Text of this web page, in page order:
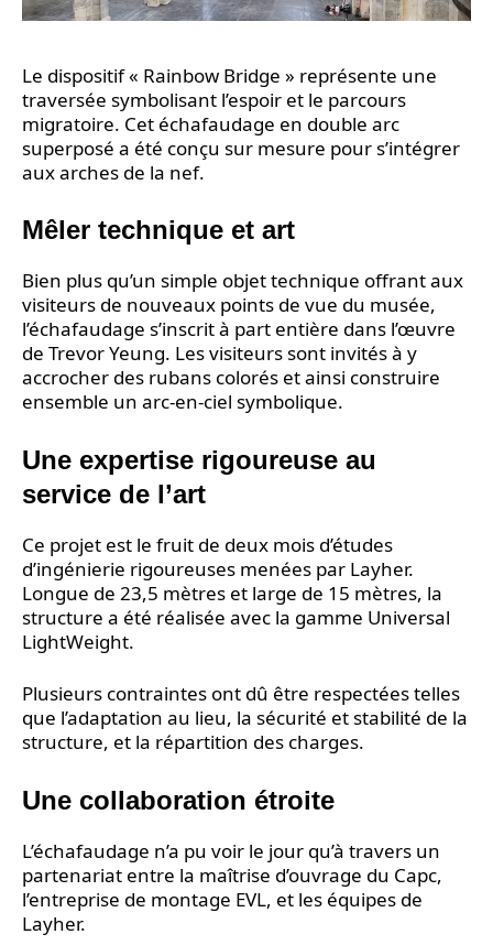
Le dispositif « Rainbow Bridge » représente une
traversée symbolisant l’espoir et le parcours
migratoire. Cet échafaudage en double arc
superposé a été conçu sur mesure pour s’intégrer
aux arches de la nef.
Mêler technique et art
Bien plus qu’un simple objet technique offrant aux
visiteurs de nouveaux points de vue du musée,
l’échafaudage s’inscrit à part entière dans l’œuvre
de Trevor Yeung. Les visiteurs sont invités à y
accrocher des rubans colorés et ainsi construire
ensemble un arc-en-ciel symbolique.
Une expertise rigoureuse au
service de l’art
Ce projet est le fruit de deux mois d’études
d’ingénierie rigoureuses menées par Layher.
Longue de 23,5 mètres et large de 15 mètres, la
structure a été réalisée avec la gamme Universal
LightWeight.
Plusieurs contraintes ont dû être respectées telles
que l’adaptation au lieu, la sécurité et stabilité de la
structure, et la répartition des charges.
Une collaboration étroite
L’échafaudage n’a pu voir le jour qu’à travers un
partenariat entre la maîtrise d’ouvrage du Capc,
l’entreprise de montage EVL, et les équipes de
Layher.